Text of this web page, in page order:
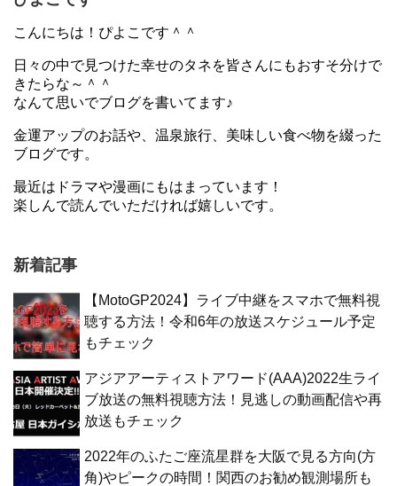
こんにちは！ぴよこです＾＾
日々の中で見つけた幸せのタネを皆さんにもおすそ分けで
きたらな～＾＾
なんて思いでブログを書いてます♪
金運アップのお話や、温泉旅行、美味しい食べ物を綴った
ブログです。
最近はドラマや漫画にもはまっています！
楽しんで読んでいただければ嬉しいです。
新着記事
【MotoGP2024】ライブ中継をスマホで無料視
聴する方法！令和6年の放送スケジュール予定
もチェック
アジアアーティストアワード(AAA)2022生ライ
ブ放送の無料視聴方法！見逃しの動画配信や再
放送もチェック
2022年のふたご座流星群を大阪で見る方向(方
角)やピークの時間！関西のお勧め観測場所も